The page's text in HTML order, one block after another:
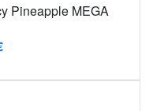
Pineapple MEGA